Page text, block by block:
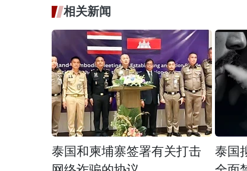
相关新闻
泰国和柬埔寨签署有关打击
泰国